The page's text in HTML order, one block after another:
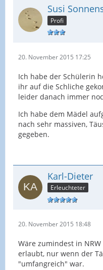
Susi
Profi
20. November 2015 17:25
Ich habe der Schülerin
ihr auf die Schliche
leider danach immer
Ich habe dem Mädel
nach sehr massiven,
gegeben.
Karl-Dieter
Erleuchteter
20. November 2015 18:48
Wäre zumindest in
erlaubt, nur wenn der
"umfangreich" war.